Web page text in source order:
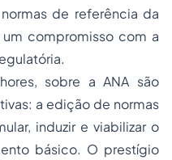
de referência da
compromisso com a
sobre a ANA são
a edição de normas
induzir e viabilizar o
básico. O prestígio